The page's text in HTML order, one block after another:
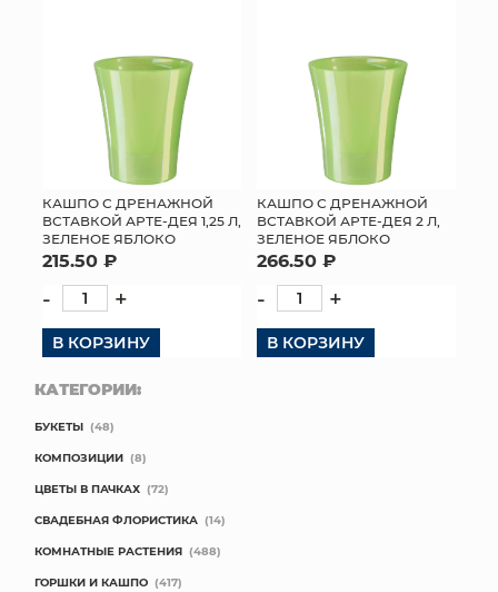
КАШПО С ДРЕНАЖНОЙ
ВСТАВКОЙ АРТЕ-ДЕЯ 1,25 Л,
ЗЕЛЕНОЕ ЯБЛОКО
215.50 ₽
- +
В КОРЗИНУ
КАШПО С ДРЕНАЖНОЙ
ВСТАВКОЙ АРТЕ-ДЕЯ 2 Л,
ЗЕЛЕНОЕ ЯБЛОКО
266.50 ₽
- +
В КОРЗИНУ
КАТЕГОРИИ:
БУКЕТЫ (48)
КОМПОЗИЦИИ (8)
ЦВЕТЫ В ПАЧКАХ (72)
СВАДЕБНАЯ ФЛОРИСТИКА (14)
КОМНАТНЫЕ РАСТЕНИЯ (488)
ГОРШКИ И КАШПО (417)